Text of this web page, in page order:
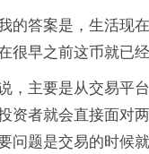
的答案是，生活现
很早之前这币就已
，主要是从交易平
资者就会直接面对
问题是交易的时候